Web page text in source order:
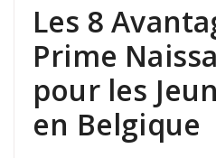
Les 8
Prime
pour les
en Belgique